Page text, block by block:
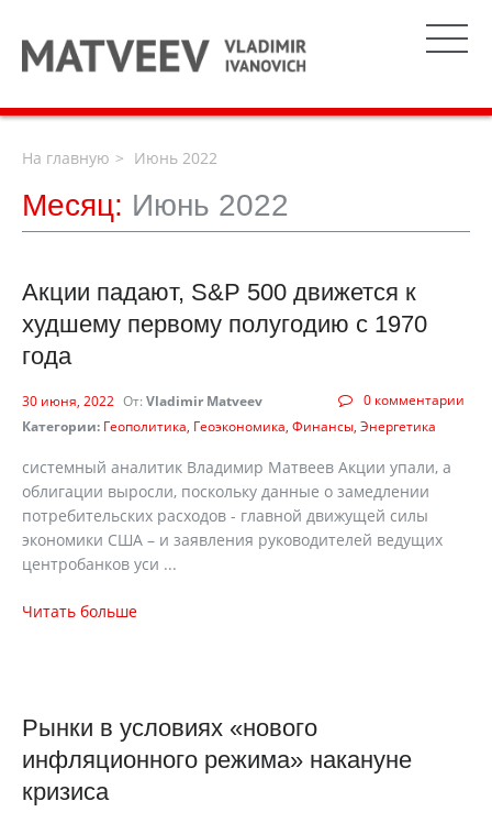
На главную Июнь 2022
Месяц: Июнь 2022
Акции падают, S&P 500 движется к
худшему первому полугодию с 1970
года
0 комментарии
30 июня, 2022 От: Vladimir Matveev
Категории: Геополитика Геоэкономика Финансы Энергетика
системный аналитик Владимир Матвеев Акции упали, а
облигации выросли, поскольку данные о замедлении
потребительских расходов - главной движущей силы
экономики США – и заявления руководителей ведущих
центробанков уси ...
Читать больше
Рынки в условиях «нового
инфляционного режима» накануне
кризиса